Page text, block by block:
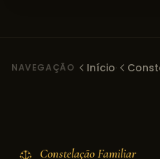
NAVEGAÇÃO Início·
Constelação Familiar